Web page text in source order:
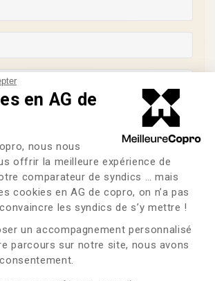
en AG de
de Gestion du
nous nous
offrir la meilleure expérience de
comparateur de syndics … mais
cookies en AG de copro, on n’a pas
les syndics de s’y mettre !
un accompagnement personnalisé
parcours sur notre site, nous avons
Axeptio consent
changer de syndic ?
NON
lesCGUet la